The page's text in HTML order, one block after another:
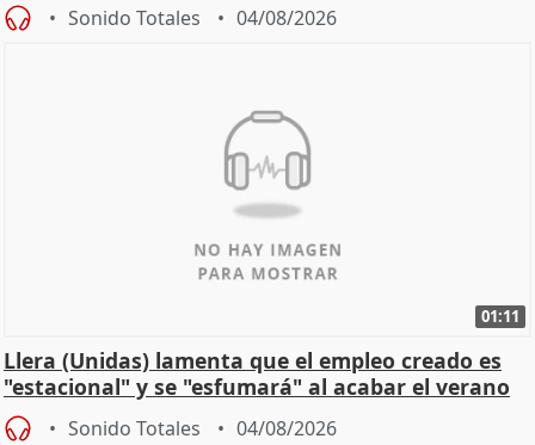
Sonido Totales 04/08/2026
01:11
Llera (Unidas) lamenta que el empleo creado es
"estacional" y se "esfumará" al acabar el verano
Sonido Totales 04/08/2026